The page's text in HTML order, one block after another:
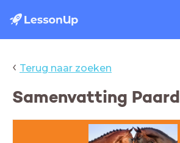
‹ Terug naar zoeken
Samenvatting Paard